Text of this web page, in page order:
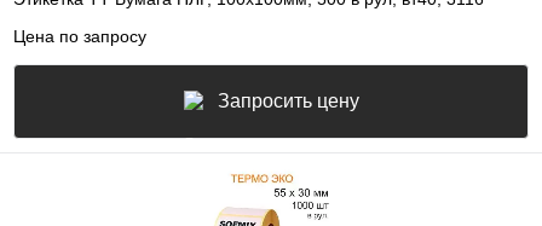
Цена по запросу
Запросить цену